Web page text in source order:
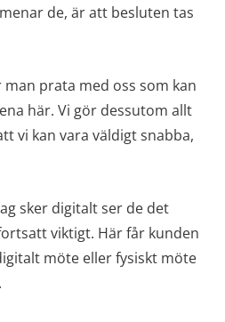
de, är att besluten tas
prata med oss som kan
här. Vi gör dessutom allt
vi kan vara väldigt snabba,
sker digitalt ser de det
viktigt. Här får kunden
möte eller fysiskt möte